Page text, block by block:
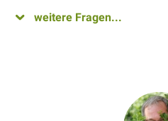
weitere Fragen...